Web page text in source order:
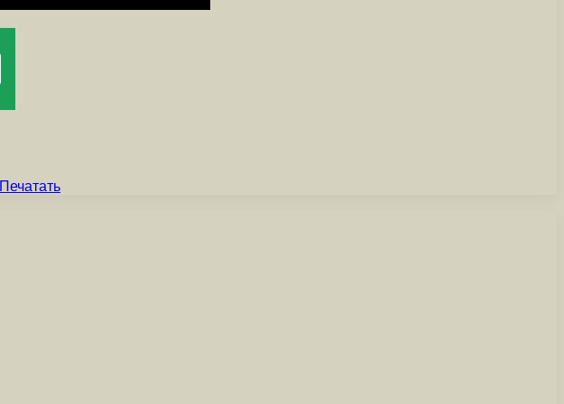
Печатать